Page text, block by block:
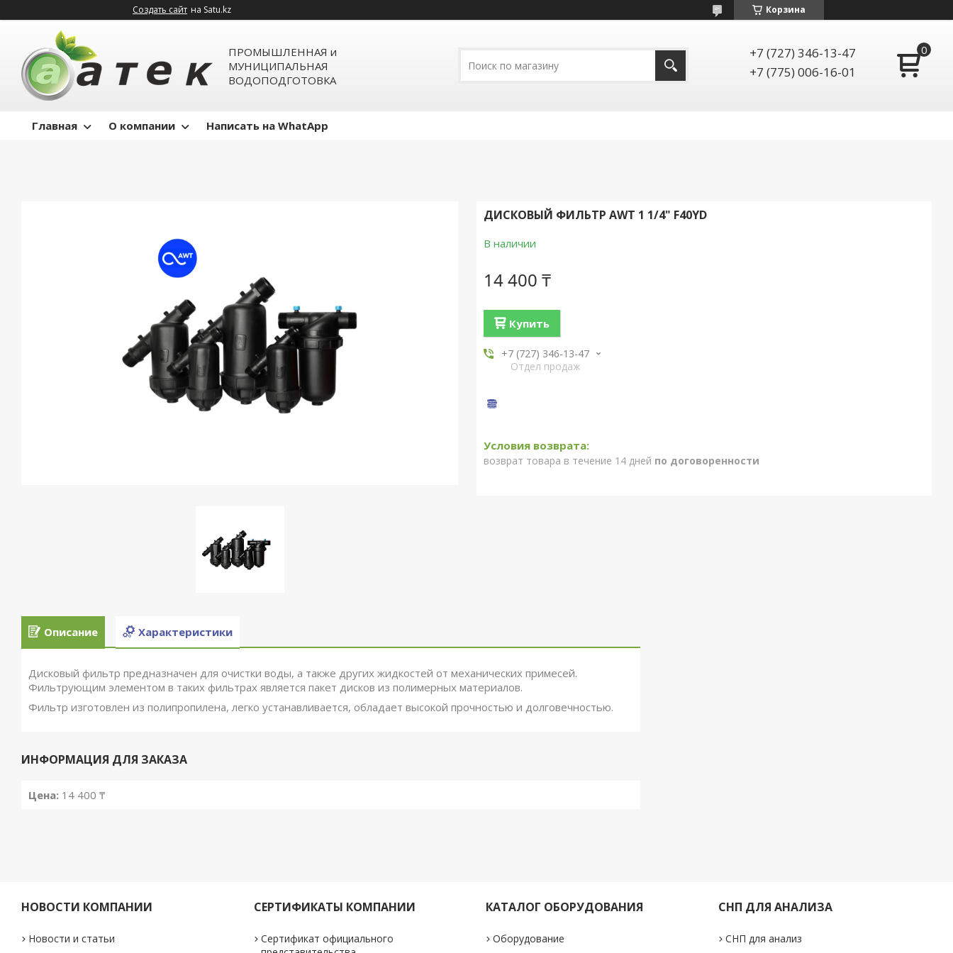
Создать сайт на Satu.kz Корзина
ПРОМЫШЛЕННАЯ и
МУНИЦИПАЛЬНАЯ
ВОДОПОДГОТОВКА
+7 (727) 346-13-47
+7 (775) 006-16-01
Главная О компании Написать на WhatApp
ДИСКОВЫЙ ФИЛЬТР AWT 1 1/4" F40YD
В наличии
14 400 ₸
Купить
+7 (727) 346-13-47
Отдел продаж
возврат товара в течение 14 дней по договоренности
Описание Характеристики
Дисковый фильтр предназначен для очистки воды, а также других жидкостей от механических примесей.
Фильтрующим элементом в таких фильтрах является пакет дисков из полимерных материалов.
Фильтр изготовлен из полипропилена, легко устанавливается, обладает высокой прочностью и долговечностью.
ИНФОРМАЦИЯ ДЛЯ ЗАКАЗА
Цена: 14 400 ₸
НОВОСТИ КОМПАНИИ
Новости и статьи
СЕРТИФИКАТЫ КОМПАНИИ
Сертификат официального
КАТАЛОГ ОБОРУДОВАНИЯ
Оборудование
СНП ДЛЯ АНАЛИЗА
СНП для анализ